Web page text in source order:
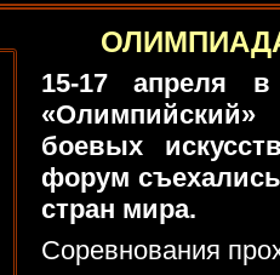
15-17 апреля в
боевых
форум
стран мира.
Соревнования